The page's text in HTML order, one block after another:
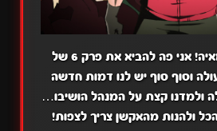
שלום לכולם כאן מאיה! אני פה להביא את פרק 6 של
וסוף סוף יש לנו דמות חדשה
ולמדנו קצת על המנהל הושיבו…
ולהנות מהאקשן צריך לצפות!